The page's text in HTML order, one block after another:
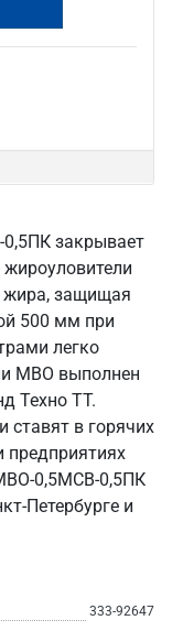
закрывает
жира, защищая
500 мм при
легко
МВО выполнен
Техно ТТ.
ставят в горячих
предприятиях
0,5МСВ-0,5ПК
и
333-92647